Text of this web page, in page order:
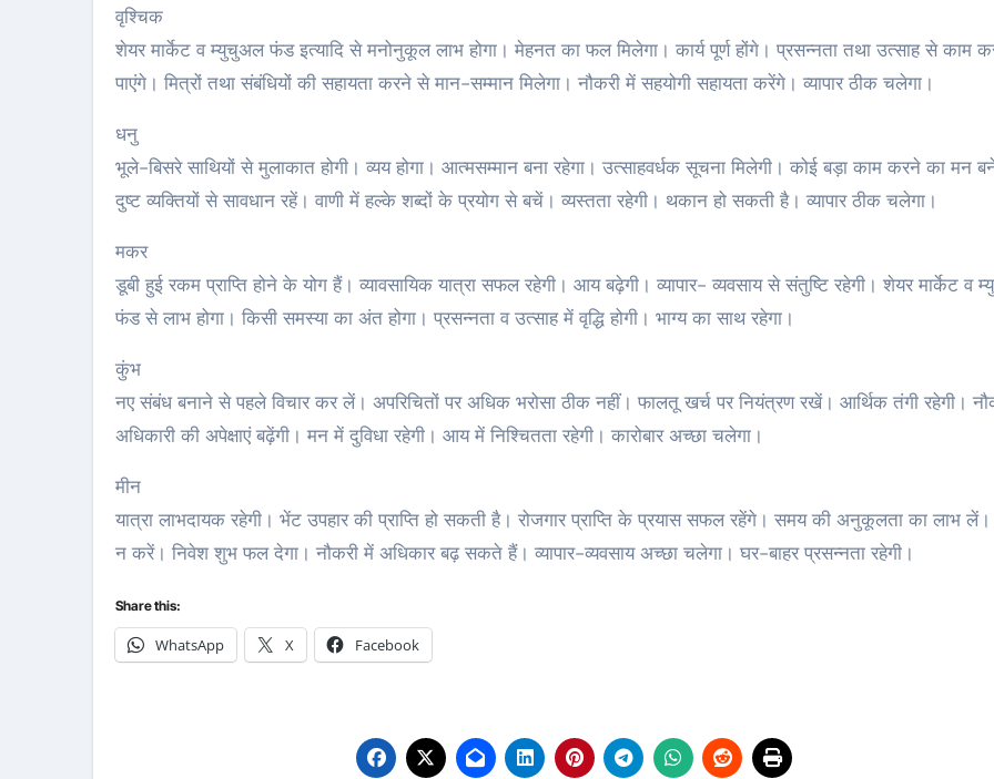
वृश्चिक
शेयर मार्केट व म्युचुअल फंड इत्यादि से मनोनुकूल लाभ होगा। मेहनत का फल मिलेगा। कार्य पूर्ण होंगे। प्रसन्नता तथा उत्साह से काम
पाएंगे। मित्रों तथा संबंधियों की सहायता करने से मान-सम्मान मिलेगा। नौकरी में सहयोगी सहायता करेंगे। व्यापार ठीक चलेगा।
धनु
भूले-बिसरे साथियों से मुलाकात होगी। व्यय होगा। आत्मसम्मान बना रहेगा। उत्साहवर्धक सूचना मिलेगी। कोई बड़ा काम करने का मन
दुष्ट व्यक्तियों से सावधान रहें। वाणी में हल्के शब्दों के प्रयोग से बचें। व्यस्तता रहेगी। थकान हो सकती है। व्यापार ठीक चलेगा।
मकर
डूबी हुई रकम प्राप्ति होने के योग हैं। व्यावसायिक यात्रा सफल रहेगी। आय बढ़ेगी। व्यापार- व्यवसाय से संतुष्टि रहेगी। शेयर मार्केट व
फंड से लाभ होगा। किसी समस्या का अंत होगा। प्रसन्नता व उत्साह में वृद्धि होगी। भाग्य का साथ रहेगा।
कुंभ
नए संबंध बनाने से पहले विचार कर लें। अपरि‍चितों पर अधिक भरोसा ठीक नहीं। फालतू खर्च पर नियंत्रण रखें। आर्थिक तंगी रहेगी।
अधिकारी की अपेक्षाएं बढ़ेंगी। मन में दुविधा रहेगी। आय में निश्चितता रहेगी। कारोबार अच्‍छा चलेगा।
मीन
यात्रा लाभदायक रहेगी। भेंट उपहार की प्राप्ति हो सकती है। रोजगार प्राप्ति के प्रयास सफल रहेंगे। समय की अनुकूलता का लाभ लें।
न करें। निवेश शुभ फल देगा। नौकरी में अधिकार बढ़ सकते हैं। व्यापार-व्यवसाय अच्छा चलेगा। घर-बाहर प्रसन्नता रहेगी।
Share this:
WhatsApp X Facebook